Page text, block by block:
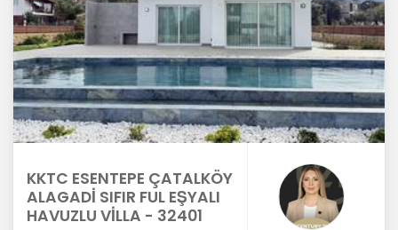
KKTC ESENTEPE ÇATALKÖY
ALAGADİ SIFIR FUL EŞYALI
HAVUZLU VİLLA - 32401